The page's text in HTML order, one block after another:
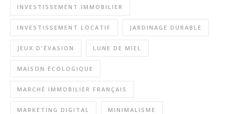
INVESTISSEMENT IMMOBILIER
INVESTISSEMENT LOCATIF JARDINAGE DURABLE
JEUX D'ÉVASION LUNE DE MIEL
MAISON ÉCOLOGIQUE
MARCHÉ IMMOBILIER FRANÇAIS
MARKETING DIGITAL MINIMALISME